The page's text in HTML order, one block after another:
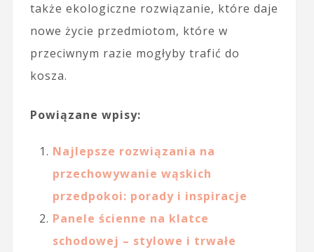
także ekologiczne rozwiązanie, które daje
nowe życie przedmiotom, które w
przeciwnym razie mogłyby trafić do
kosza.
Powiązane wpisy:
Najlepsze rozwiązania na
przechowywanie wąskich
przedpokoi: porady i inspiracje
Panele ścienne na klatce
schodowej – stylowe i trwałe